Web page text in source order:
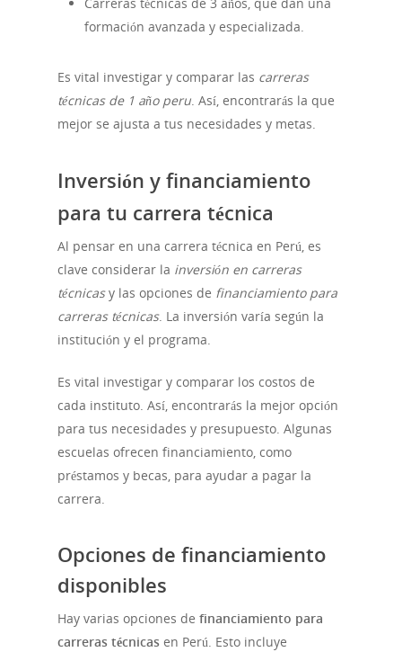
formación avanzada y especializada.
Es vital investigar y comparar las carreras
técnicas de 1 año peru. Así, encontrarás la que
mejor se ajusta a tus necesidades y metas.
Inversión y financiamiento
para tu carrera técnica
Al pensar en una carrera técnica en Perú, es
clave considerar la inversión en carreras
técnicasy las opciones de financiamiento para
carreras técnicas. La inversión varía según la
institución y el programa.
Es vital investigar y comparar los costos de
cada instituto. Así, encontrarás la mejor opción
para tus necesidades y presupuesto. Algunas
escuelas ofrecen financiamiento, como
préstamos y becas, para ayudar a pagar la
carrera.
Opciones de financiamiento
disponibles
Hay varias opciones de financiamiento para
carreras técnicas en Perú. Esto incluye